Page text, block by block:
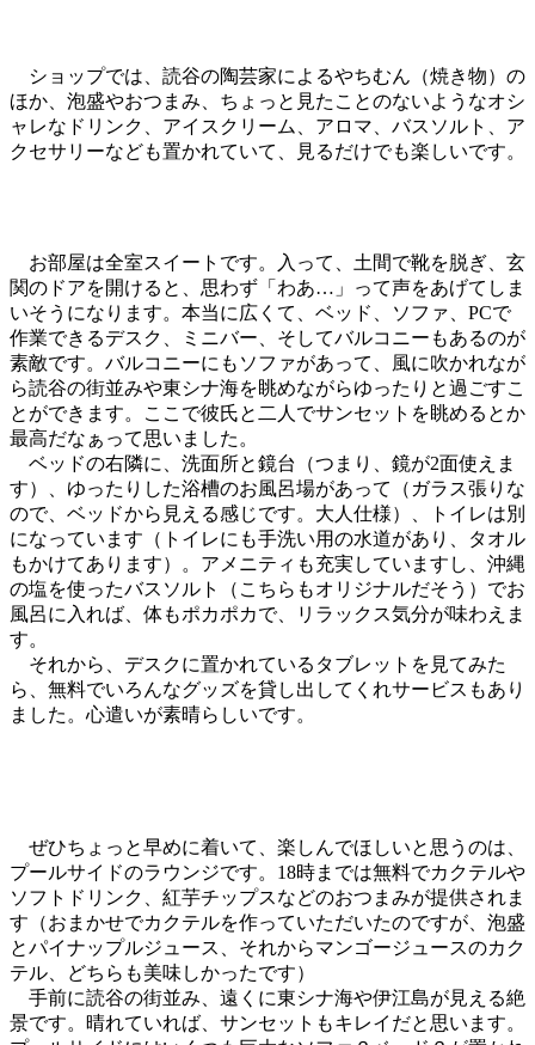
ショップでは、読谷の陶芸家によるやちむん（焼き物）の
ほか、泡盛やおつまみ、ちょっと見たことのないようなオシ
ャレなドリンク、アイスクリーム、アロマ、バスソルト、ア
クセサリーなども置かれていて、見るだけでも楽しいです。
お部屋は全室スイートです。入って、土間で靴を脱ぎ、玄
関のドアを開けると、思わず「わあ…」って声をあげてしま
いそうになります。本当に広くて、ベッド、ソファ、PCで
作業できるデスク、ミニバー、そしてバルコニーもあるのが
素敵です。バルコニーにもソファがあって、風に吹かれなが
ら読谷の街並みや東シナ海を眺めながらゆったりと過ごすこ
とができます。ここで彼氏と二人でサンセットを眺めるとか
最高だなぁって思いました。
ベッドの右隣に、洗面所と鏡台（つまり、鏡が2面使えま
す）、ゆったりした浴槽のお風呂場があって（ガラス張りな
ので、ベッドから見える感じです。大人仕様）、トイレは別
になっています（トイレにも手洗い用の水道があり、タオル
もかけてあります）。アメニティも充実していますし、沖縄
の塩を使ったバスソルト（こちらもオリジナルだそう）でお
風呂に入れば、体もポカポカで、リラックス気分が味わえま
す。
それから、デスクに置かれているタブレットを見てみた
ら、無料でいろんなグッズを貸し出してくれサービスもあり
ました。心遣いが素晴らしいです。
ぜひちょっと早めに着いて、楽しんでほしいと思うのは、
プールサイドのラウンジです。18時までは無料でカクテルや
ソフトドリンク、紅芋チップスなどのおつまみが提供されま
す（おまかせでカクテルを作っていただいたのですが、泡盛
とパイナップルジュース、それからマンゴージュースのカク
テル、どちらも美味しかったです）
手前に読谷の街並み、遠くに東シナ海や伊江島が見える絶
景です。晴れていれば、サンセットもキレイだと思います。